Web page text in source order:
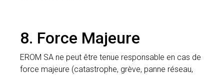
8. Force Majeure
EROM SA ne peut être tenue responsable en cas de
force majeure (catastrophe, grève, panne réseau,